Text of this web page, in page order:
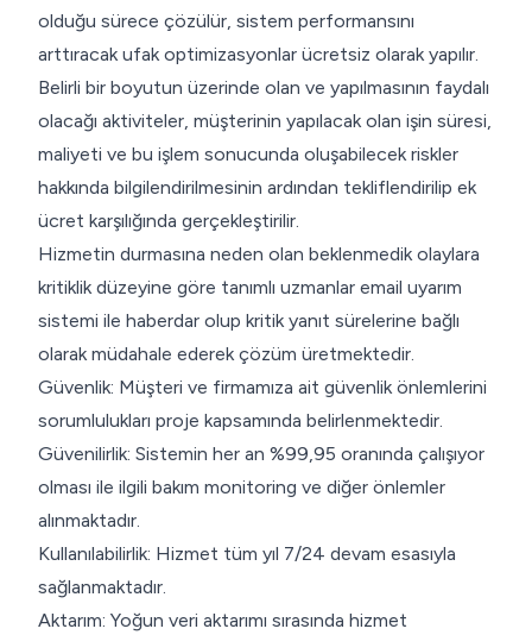
olduğu sürece çözülür, sistem performansını
arttıracak ufak optimizasyonlar ücretsiz olarak yapılır.
Belirli bir boyutun üzerinde olan ve yapılmasının faydalı
olacağı aktiviteler, müşterinin yapılacak olan işin süresi,
maliyeti ve bu işlem sonucunda oluşabilecek riskler
hakkında bilgilendirilmesinin ardından tekliflendirilip ek
ücret karşılığında gerçekleştirilir.
Hizmetin durmasına neden olan beklenmedik olaylara
kritiklik düzeyine göre tanımlı uzmanlar email uyarım
sistemi ile haberdar olup kritik yanıt sürelerine bağlı
olarak müdahale ederek çözüm üretmektedir.
Güvenlik: Müşteri ve firmamıza ait güvenlik önlemlerini
sorumlulukları proje kapsamında belirlenmektedir.
Güvenilirlik: Sistemin her an %99,95 oranında çalışıyor
olması ile ilgili bakım monitoring ve diğer önlemler
alınmaktadır.
Kullanılabilirlik: Hizmet tüm yıl 7/24 devam esasıyla
sağlanmaktadır.
Aktarım: Yoğun veri aktarımı sırasında hizmet